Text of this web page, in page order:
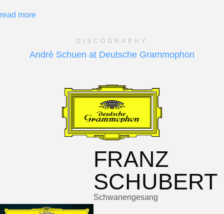
read more
DISCOGRAPHY
Andrè Schuen at Deutsche Grammophon
FRANZ
SCHUBERT
Schwanengesang